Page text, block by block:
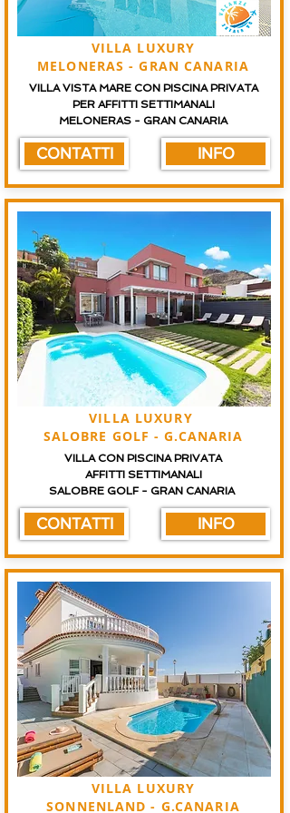
VILLA LUXURY
MELONERAS - GRAN CANARIA
VILLA VISTA MARE CON PISCINA PRIVATA
PER AFFITTI SETTIMANALI
MELONERAS - GRAN CANARIA
CONTATTI INFO
VILLA LUXURY
SALOBRE GOLF - G.CANARIA
VILLA CON PISCINA PRIVATA
AFFITTI SETTIMANALI
SALOBRE GOLF - GRAN CANARIA
CONTATTI INFO
VILLA LUXURY
SONNENLAND - G.CANARIA